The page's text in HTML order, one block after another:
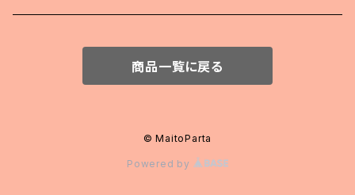
商品一覧に戻る
© MaitoParta
Powered by